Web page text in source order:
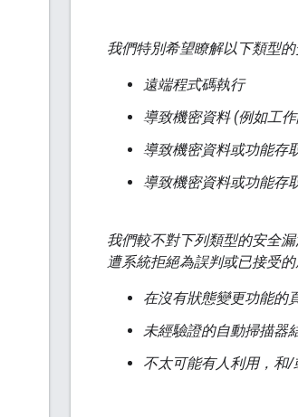
我們特別希望瞭解以下類型
遠端程式碼執行
導致機密資料 (例如工
導致機密資料或功能存
導致機密資料或功能存
我們較不對下列類型的安全
遭系統拒絕為誤判或已接受的
在沒有狀態變更功能的
未經驗證的自動掃描器
不太可能有人利用，和